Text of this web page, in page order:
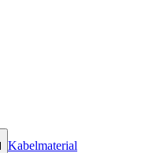
Kabelmaterial